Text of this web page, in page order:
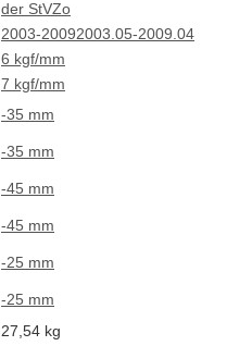
der StVZo
2003-20092003.05-2009.04
6 kgf/mm
7 kgf/mm
-35 mm
-35 mm
-45 mm
-45 mm
-25 mm
-25 mm
27,54 kg